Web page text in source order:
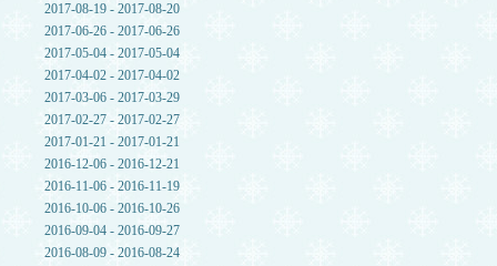
2017-08-19 - 2017-08-20
2017-06-26 - 2017-06-26
2017-05-04 - 2017-05-04
2017-04-02 - 2017-04-02
2017-03-06 - 2017-03-29
2017-02-27 - 2017-02-27
2017-01-21 - 2017-01-21
2016-12-06 - 2016-12-21
2016-11-06 - 2016-11-19
2016-10-06 - 2016-10-26
2016-09-04 - 2016-09-27
2016-08-09 - 2016-08-24